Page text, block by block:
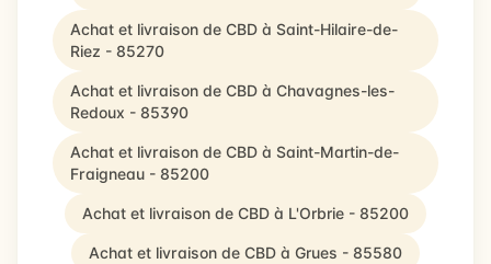
Achat et livraison de CBD à Saint-Hilaire-de-
Riez - 85270
Achat et livraison de CBD à Chavagnes-les-
Redoux - 85390
Achat et livraison de CBD à Saint-Martin-de-
Fraigneau - 85200
Achat et livraison de CBD à L'Orbrie - 85200
Achat et livraison de CBD à Grues - 85580